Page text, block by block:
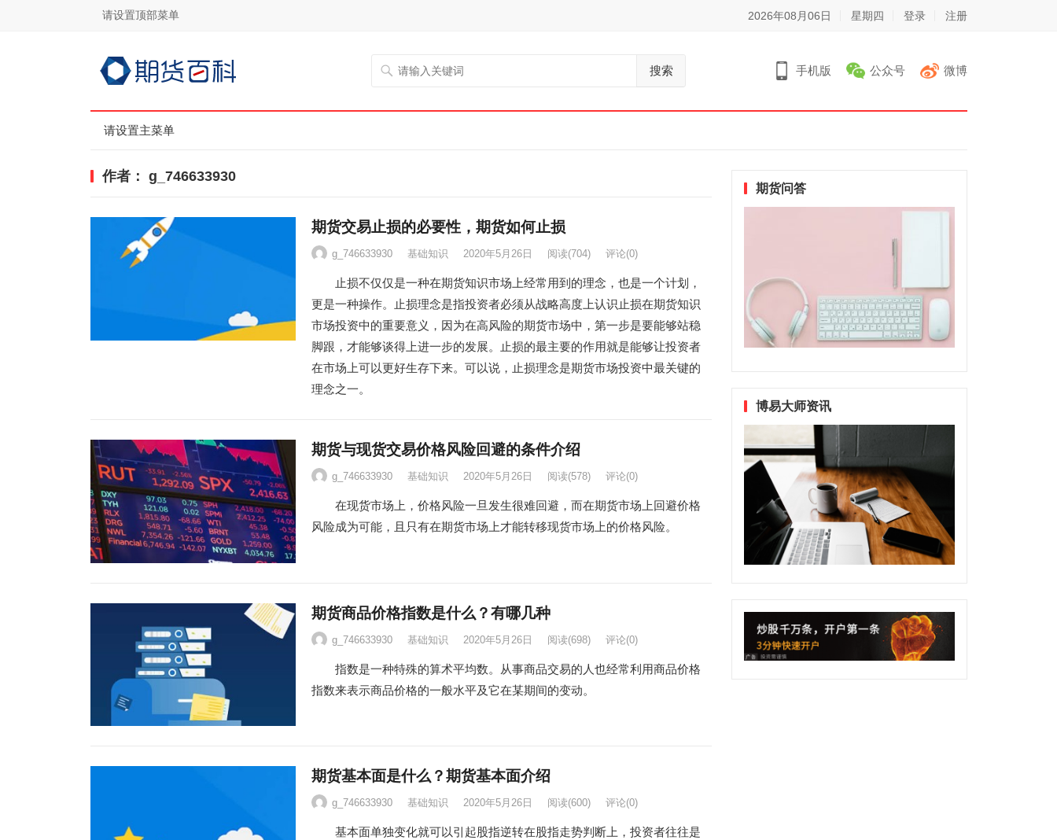
请设置顶部菜单 2026年08月06日 星期四 登录 注册
搜索 手机版 公众号 微博
请设置主菜单
作者： g_746633930
期货交易止损的必要性，期货如何止损
g_746633930 基础知识 2020年5月26日 阅读(704) 评论(0)
止损不仅仅是一种在期货知识市场上经常用到的理念，也是一个计划，
更是一种操作。止损理念是指投资者必须从战略高度上认识止损在期货知识
市场投资中的重要意义，因为在高风险的期货市场中，第一步是要能够站稳
脚跟，才能够谈得上进一步的发展。止损的最主要的作用就是能够让投资者
在市场上可以更好生存下来。可以说，止损理念是期货市场投资中最关键的
理念之一。
期货与现货交易价格风险回避的条件介绍
g_746633930 基础知识 2020年5月26日 阅读(578) 评论(0)
在现货市场上，价格风险一旦发生很难回避，而在期货市场上回避价格
风险成为可能，且只有在期货市场上才能转移现货市场上的价格风险。
期货商品价格指数是什么？有哪几种
g_746633930 基础知识 2020年5月26日 阅读(698) 评论(0)
指数是一种特殊的算术平均数。从事商品交易的人也经常利用商品价格
指数来表示商品价格的一般水平及它在某期间的变动。
期货基本面是什么？期货基本面介绍
g_746633930 基础知识 2020年5月26日 阅读(600) 评论(0)
基本面单独变化就可以引起股指逆转在股指走势判断上，投资者往往是
期货问答
博易大师资讯